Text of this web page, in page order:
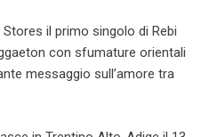
il primo singolo di Rebi
con sfumature orientali
messaggio sull’amore tra